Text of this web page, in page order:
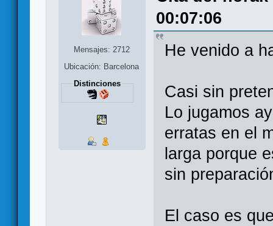
Mensajes: 2712
Ubicación: Barcelona
Distinciones
00:07:06
He venido a
Casi sin
Lo jugamos
erratas en el
larga porque
sin
El caso es